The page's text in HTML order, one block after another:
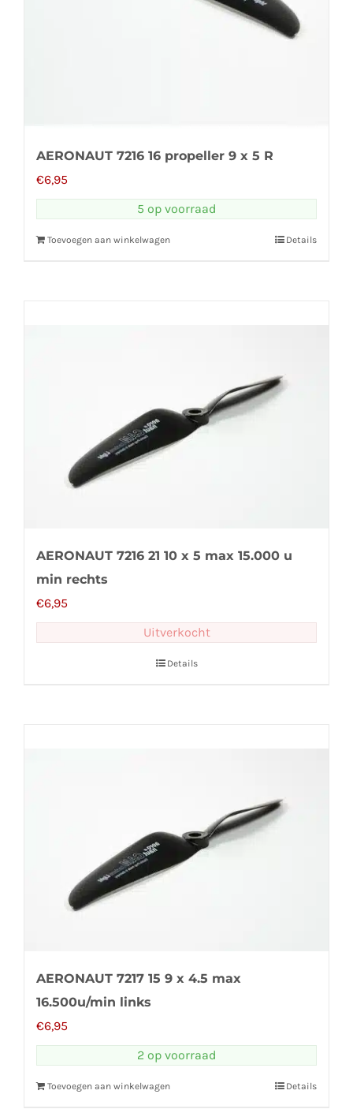
AERONAUT 7216 16 propeller 9 x 5 R
€6,95
5 op voorraad
Toevoegen aan winkelwagen Details
AERONAUT 7216 21 10 x 5 max 15.000 u
min rechts
€6,95
Uitverkocht
Details
AERONAUT 7217 15 9 x 4.5 max
16.500u/min links
€6,95
2 op voorraad
Toevoegen aan winkelwagen Details